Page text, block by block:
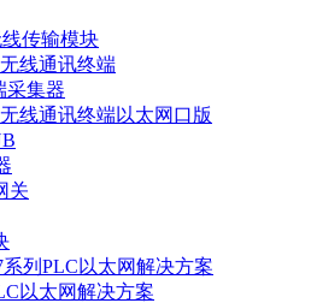
传输模块
线通讯终端
采集器
线通讯终端以太网口版
关
系列PLC以太网解决方案
以太网解决方案